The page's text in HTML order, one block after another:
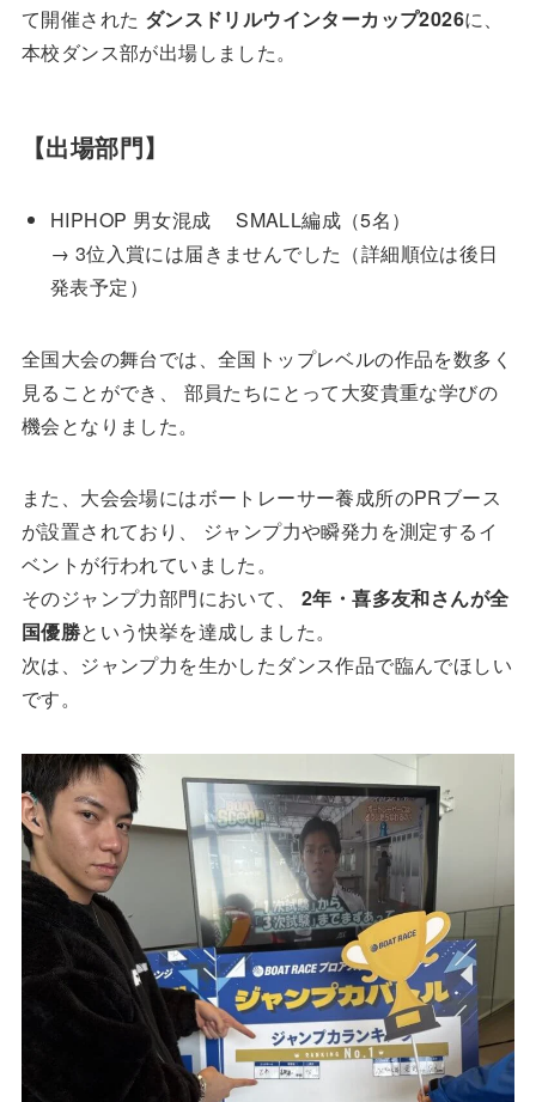
て開催された ダンスドリルウインターカップ2026に、
本校ダンス部が出場しました。
【出場部門】
HIPHOP 男女混成 SMALL編成（5名）
→ 3位入賞には届きませんでした（詳細順位は後日
発表予定）
全国大会の舞台では、全国トップレベルの作品を数多く
見ることができ、 部員たちにとって大変貴重な学びの
機会となりました。
また、大会会場にはボートレーサー養成所のPRブース
が設置されており、 ジャンプ力や瞬発力を測定するイ
ベントが行われていました。
そのジャンプ力部門において、 2年・喜多友和さんが全
国優勝という快挙を達成しました。
次は、ジャンプ力を生かしたダンス作品で臨んでほしい
です。